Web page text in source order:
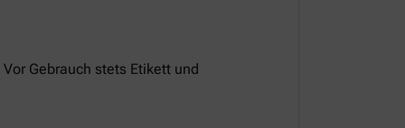
Gebrauch stets Etikett und